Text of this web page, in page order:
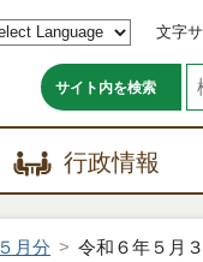
文字
サイト内を検索
行政情報
月分 令和６年５月